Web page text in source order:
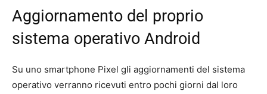
Aggiornamento del proprio
sistema operativo Android
Su uno smartphone Pixel gli aggiornamenti del sistema
operativo verranno ricevuti entro pochi giorni dal loro